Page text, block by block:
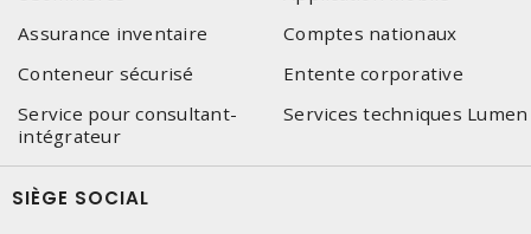
Assurance inventaire
Comptes nationaux
Conteneur sécurisé
Entente corporative
Service pour consultant-
intégrateur
Services techniques Lumen
SIÈGE SOCIAL